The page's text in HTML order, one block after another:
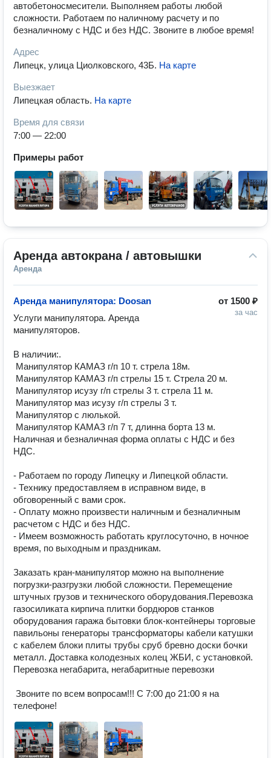
автобетоносмесители. Выполняем работы любой
сложности. Работаем по наличному расчету и по
безналичному с НДС и без НДС. Звоните в любое время!
Адрес
Липецк, улица Циолковского, 43Б. На карте
Выезжает
Липецкая область. На карте
Время для связи
7:00 — 22:00
Примеры работ
Аренда автокрана / автовышки
Аренда
от 1500 ₽
за час
Аренда манипулятора: Doosan
Услуги манипулятора. Аренда
манипуляторов.
В наличии:.
Наличная и безналичная форма оплаты с НДС и без
НДС.
- Работаем по городу Липецку и Липецкой области.
- Технику предоставляем в исправном виде, в
обговоренный с вами срок.
- Оплату можно произвести наличным и безналичным
расчетом с НДС и без НДС.
- Имеем возможность работать круглосуточно, в ночное
время, по выходным и праздникам.
Заказать кран-манипулятор можно на выполнение
погрузки-разгрузки любой сложности. Перемещение
штучных грузов и технического оборудования.Перевозка
газосиликата кирпича плитки бордюров станков
оборудования гаража бытовки блок-контейнеры торговые
павильоны генераторы трансформаторы кабели катушки
с кабелем блоки плиты трубы сруб бревно доски бочки
металл. Доставка колодезных колец ЖБИ, с установкой.
Перевозка негабарита, негабаритные перевозки
телефоне!